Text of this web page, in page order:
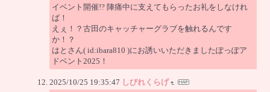
イベント開催!? 陣痛中に支えてもらったお礼をしなけれ
ば！
えぇ！？古田のキャッチャーグラブを触れるんです
か！？
はとさん( id:ibara810 )にお誘いいただきましたぽっぽア
ドベント2025！
2025/10/25 19:35:47 しびれくらげ